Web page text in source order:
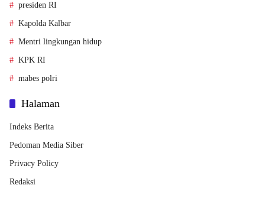
presiden RI
Kapolda Kalbar
Mentri lingkungan hidup
KPK RI
mabes polri
Halaman
Indeks Berita
Pedoman Media Siber
Privacy Policy
Redaksi